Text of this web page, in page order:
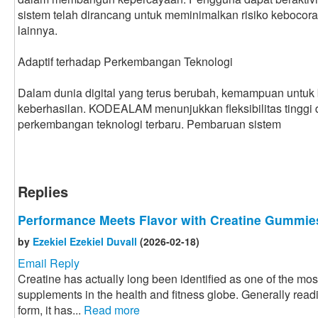
sistem telah dirancang untuk meminimalkan risiko
lainnya.
Adaptif terhadap Perkembangan Teknologi
Dalam dunia digital yang terus berubah, kemampuan
keberhasilan. KODEALAM menunjukkan fleksibilitas tinggi
perkembangan teknologi terbaru. Pembaruan sistem
Replies
Performance Meets Flavor with Creatine
by Ezekiel Ezekiel Duvall (2026-02-18)
Email Reply
Creatine has actually long been identified as one of the
supplements in the health and fitness globe. Generally
form, it has... Read more